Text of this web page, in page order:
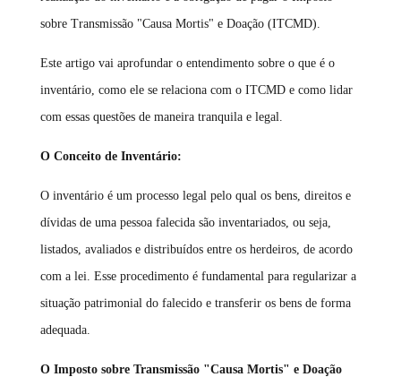
sobre Transmissão "Causa Mortis" e Doação (ITCMD).
Este artigo vai aprofundar o entendimento sobre o que é o
inventário, como ele se relaciona com o ITCMD e como lidar
com essas questões de maneira tranquila e legal.
O Conceito de Inventário:
O inventário é um processo legal pelo qual os bens, direitos e
dívidas de uma pessoa falecida são inventariados, ou seja,
listados, avaliados e distribuídos entre os herdeiros, de acordo
com a lei. Esse procedimento é fundamental para regularizar a
situação patrimonial do falecido e transferir os bens de forma
adequada.
O Imposto sobre Transmissão "Causa Mortis" e Doação